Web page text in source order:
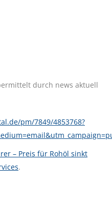
durch news aktuell
pm/7849/4853768?
– Preis für Rohöl sinkt
.